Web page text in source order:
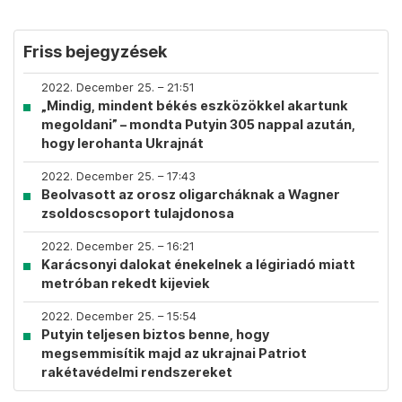
Friss bejegyzések
2022. December 25. – 21:51
„Mindig, mindent békés eszközökkel akartunk
megoldani” – mondta Putyin 305 nappal azután,
hogy lerohanta Ukrajnát
2022. December 25. – 17:43
Beolvasott az orosz oligarcháknak a Wagner
zsoldoscsoport tulajdonosa
2022. December 25. – 16:21
Karácsonyi dalokat énekelnek a légiriadó miatt
metróban rekedt kijeviek
2022. December 25. – 15:54
Putyin teljesen biztos benne, hogy
megsemmisítik majd az ukrajnai Patriot
rakétavédelmi rendszereket